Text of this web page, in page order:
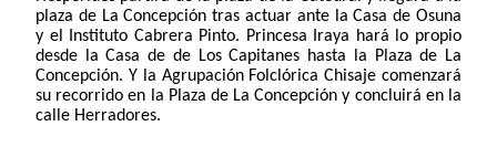
plaza de La Concepción tras actuar ante la Casa de Osuna
y el Instituto Cabrera Pinto. Princesa Iraya hará lo propio
desde la Casa de de Los Capitanes hasta la Plaza de La
Concepción. Y la Agrupación Folclórica Chisaje comenzará
su recorrido en la Plaza de La Concepción y concluirá en la
calle Herradores.